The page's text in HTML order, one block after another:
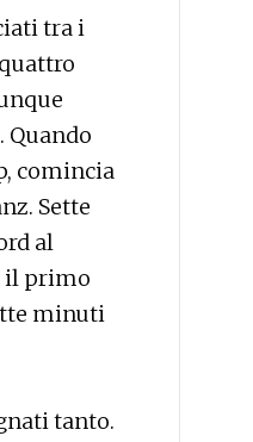
tra i
Quando
comincia
Sette
al
il primo
minuti
tanto.